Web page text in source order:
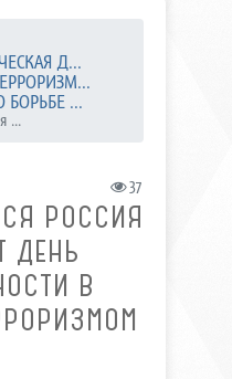
Д...
...
...
37
РОССИЯ
ДЕНЬ
В